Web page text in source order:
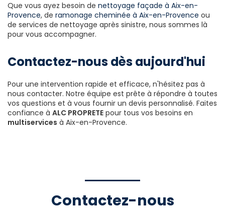
Que vous ayez besoin de nettoyage façade à Aix-en-
Provence, de ramonage cheminée à Aix-en-Provence ou
de services de nettoyage après sinistre, nous sommes là
pour vous accompagner.
Contactez-nous dès aujourd'hui
Pour une intervention rapide et efficace, n'hésitez pas à
nous contacter. Notre équipe est prête à répondre à toutes
vos questions et à vous fournir un devis personnalisé. Faites
confiance à ALC PROPRETE pour tous vos besoins en
multiservices à Aix-en-Provence.
Contactez-nous